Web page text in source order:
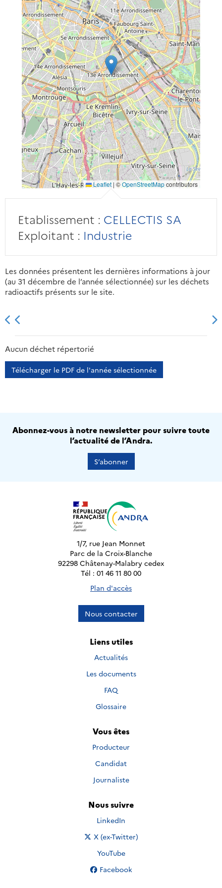
Leaflet | ©OpenStreetMapcontributors
Etablissement : CELLECTIS SA
Exploitant : Industrie
Les données présentent les dernières informations à jour
(au 31 décembre de l’année sélectionnée) sur les déchets
radioactifs présents sur le site.
2013 2014
Aucun déchet répertorié
Télécharger le PDF de l'année sélectionnée
Abonnez-vous à notre newsletter pour suivre toute
l’actualité de l’Andra.
S’abonner
1/7, rue Jean Monnet
Parc de la Croix-Blanche
92298 Châtenay-Malabry cedex
Tél : 01 46 11 80 00
Plan d'accès
Nous contacter
Liens utiles
Actualités
Les documents
FAQ
Glossaire
Vous êtes
Producteur
Candidat
Journaliste
Nous suivre
Nous suivre sur
LinkedIn
Nous suivre sur
X (ex-Twitter)
Nous suivre sur
YouTube
Nous suivre sur
Facebook